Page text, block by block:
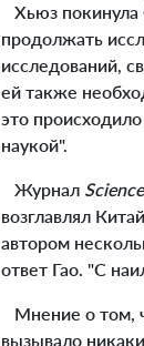
Хьюз покинула
продолжать
исследований,
ей также
это
наукой".
Журнал Science
возглавлял
автором
ответ Гао. "С
Мнение о том,
вызывало